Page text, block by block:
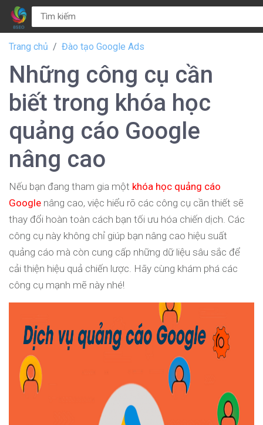
Trang chủ Đào tạo Google Ads
Những công cụ cần
biết trong khóa học
quảng cáo Google
nâng cao
Nếu bạn đang tham gia một khóa học quảng cáo
Google nâng cao, việc hiểu rõ các công cụ cần thiết sẽ
thay đổi hoàn toàn cách bạn tối ưu hóa chiến dịch. Các
công cụ này không chỉ giúp bạn nâng cao hiệu suất
quảng cáo mà còn cung cấp những dữ liệu sâu sắc để
cải thiện hiệu quả chiến lược. Hãy cùng khám phá các
công cụ mạnh mẽ này nhé!